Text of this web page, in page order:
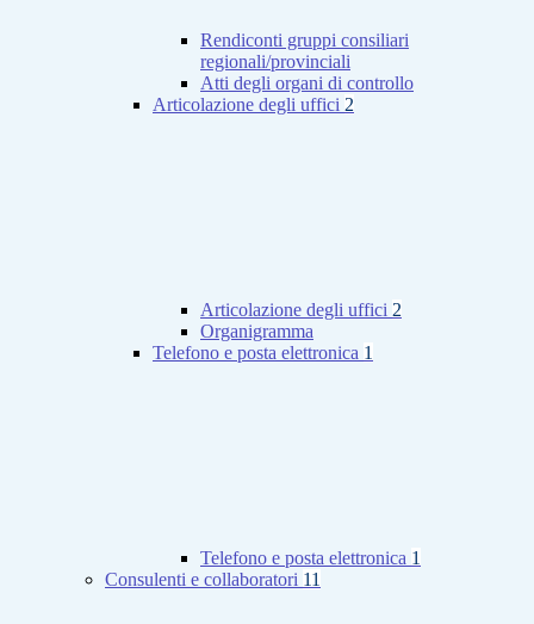
Rendiconti gruppi consiliari
regionali/provinciali
Atti degli organi di controllo
Articolazione degli uffici 2
Articolazione degli uffici 2
Organigramma
Telefono e posta elettronica 1
Telefono e posta elettronica 1
Consulenti e collaboratori 11